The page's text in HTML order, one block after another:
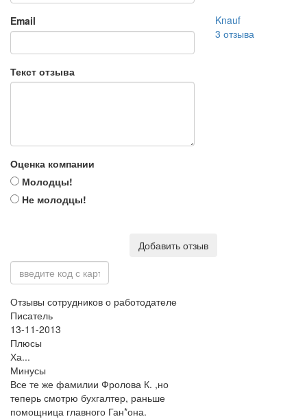
Email
Текст отзыва
Оценка компании
Молодцы!
Не молодцы!
Добавить отзыв
Отзывы сотрудников о работодателе
Писатель
13-11-2013
Плюсы
Ха...
Минусы
Все те же фамилии Фролова К. ,но
теперь смотрю бухгалтер, раньше
помощница главного Ган*она.
Knauf
3 отзыва